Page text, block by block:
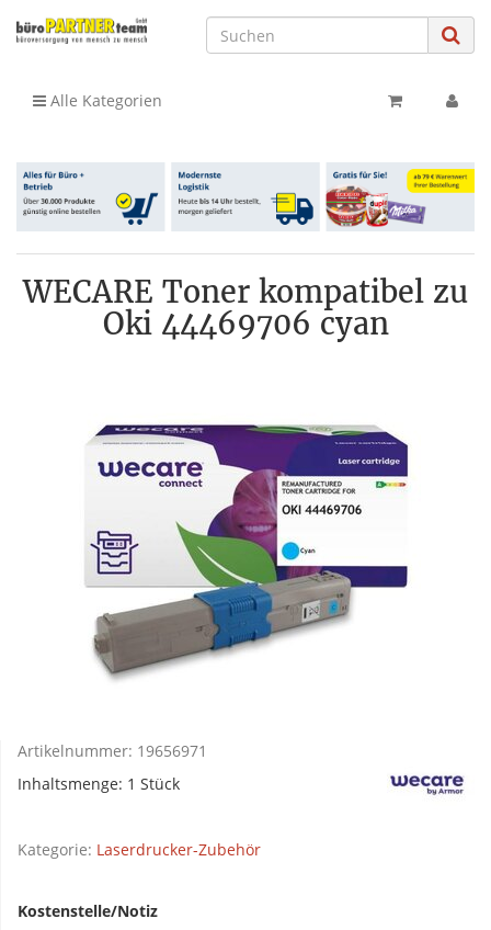
Alle Kategorien
WECARE Toner kompatibel zu
Oki 44469706 cyan
Artikelnummer: 19656971
Inhaltsmenge: 1 Stück
Kategorie: Laserdrucker-Zubehör
Kostenstelle/Notiz